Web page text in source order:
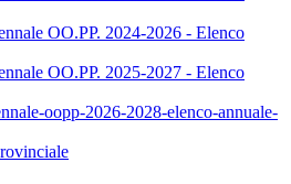
OO.PP. 2024-2026 - Elenco
OO.PP. 2025-2027 - Elenco
oopp-2026-2028-elenco-annuale-